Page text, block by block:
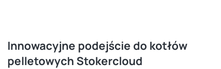
Innowacyjne podejście do kotłów
pelletowych Stokercloud